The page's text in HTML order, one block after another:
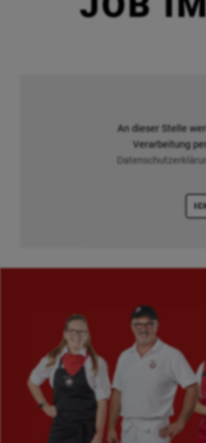
An dieser Stelle
Verarbeitung